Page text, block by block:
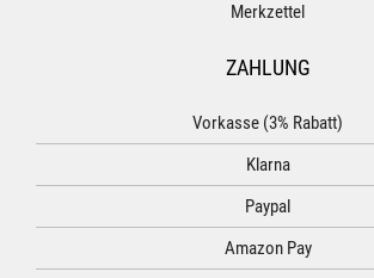
Merkzettel
ZAHLUNG
Vorkasse (3% Rabatt)
Klarna
Paypal
Amazon Pay